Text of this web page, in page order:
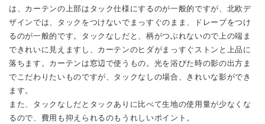
は、カーテンの上部はタック仕様にするのが一般的ですが、北欧デ
ザインでは、タックをつけないでまっすぐのまま、ドレープをつけ
るのが一般的です。タックなしだと、柄がつぶれないので上の端ま
できれいに見えますし、カーテンのヒダがまっすぐストンと上品に
落ちます。カーテンは窓辺で使うもの。光を浴びた時の影の出方ま
でこだわりたいものですが、タックなしの場合、きれいな影ができ
ます。
また、タックなしだとタックありに比べて生地の使用量が少なくな
るので、費用も抑えられるのもうれしいポイント。